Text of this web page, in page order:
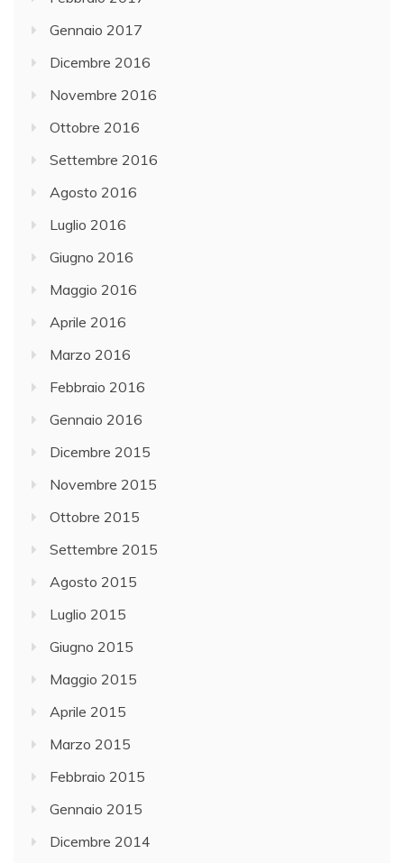
Gennaio 2017
Dicembre 2016
Novembre 2016
Ottobre 2016
Settembre 2016
Agosto 2016
Luglio 2016
Giugno 2016
Maggio 2016
Aprile 2016
Marzo 2016
Febbraio 2016
Gennaio 2016
Dicembre 2015
Novembre 2015
Ottobre 2015
Settembre 2015
Agosto 2015
Luglio 2015
Giugno 2015
Maggio 2015
Aprile 2015
Marzo 2015
Febbraio 2015
Gennaio 2015
Dicembre 2014